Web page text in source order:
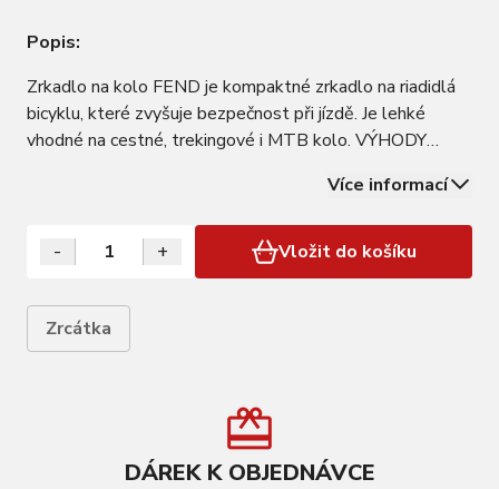
Popis:
Zrkadlo na kolo FEND je kompaktné zrkadlo na riadidlá
bicyklu, které zvyšuje bezpečnost při jízdě. Je lehké
vhodné na cestné, trekingové i MTB kolo. VÝHODY
používané riadidlá DETAILY Materiál: plastVíce informací
- + Vložit do košíku
Zrcátka
DÁREK K OBJEDNÁVCE